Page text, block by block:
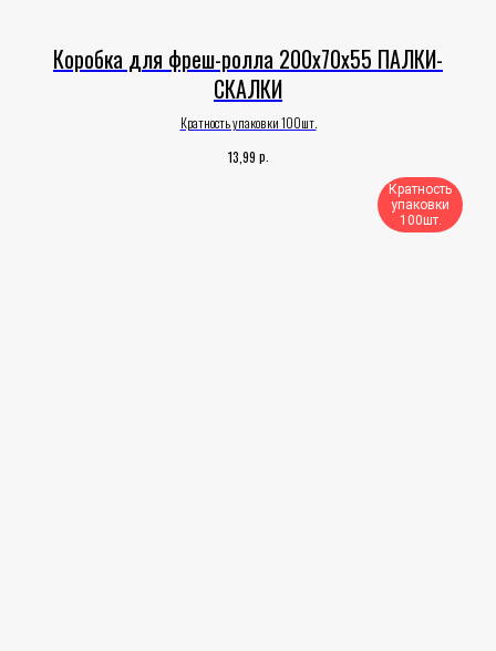
Коробка для фреш-ролла 200х70х55 ПАЛКИ-
СКАЛКИ
Кратность упаковки 100шт.
13,99 р.
Кратность
упаковки
100шт.​